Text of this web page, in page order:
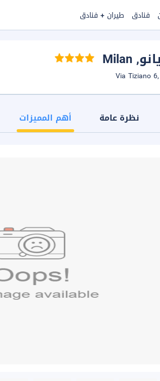
فنادق طيران + فنادق
, Milan
نظرة عامة أهم المميزات